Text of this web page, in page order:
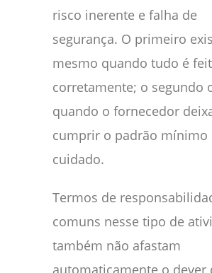
risco inerente e falha de
segurança. O primeiro
mesmo quando tudo é
corretamente; o segundo
quando o fornecedor
cumprir o padrão mínimo
cuidado.
Termos de
comuns nesse tipo de
também não afastam
automaticamente o dever